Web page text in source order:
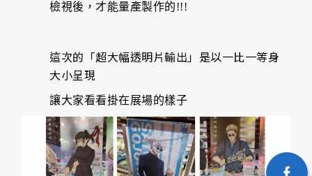
檢視後，才能量產製作的!!!
這次的「超大幅透明片輸出」是以一比一等身
大小呈現
讓大家看看掛在展場的樣子